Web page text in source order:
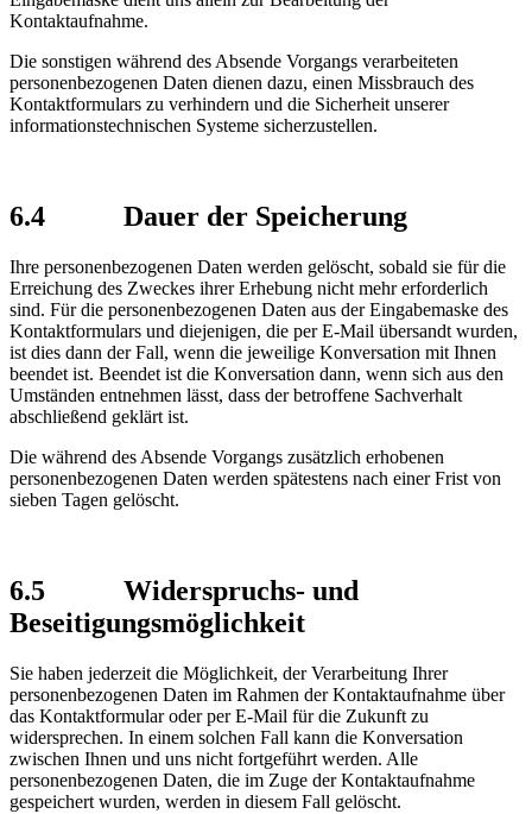
Kontaktaufnahme.
Die sonstigen während des Absende Vorgangs verarbeiteten
personenbezogenen Daten dienen dazu, einen Missbrauch des
Kontaktformulars zu verhindern und die Sicherheit unserer
informationstechnischen Systeme sicherzustellen.
6.4 Dauer der Speicherung
Ihre personenbezogenen Daten werden gelöscht, sobald sie für die
Erreichung des Zweckes ihrer Erhebung nicht mehr erforderlich
sind. Für die personenbezogenen Daten aus der Eingabemaske des
Kontaktformulars und diejenigen, die per E-Mail übersandt wurden,
ist dies dann der Fall, wenn die jeweilige Konversation mit Ihnen
beendet ist. Beendet ist die Konversation dann, wenn sich aus den
Umständen entnehmen lässt, dass der betroffene Sachverhalt
abschließend geklärt ist.
Die während des Absende Vorgangs zusätzlich erhobenen
personenbezogenen Daten werden spätestens nach einer Frist von
sieben Tagen gelöscht.
6.5 Widerspruchs- und
Beseitigungsmöglichkeit
Sie haben jederzeit die Möglichkeit, der Verarbeitung Ihrer
personenbezogenen Daten im Rahmen der Kontaktaufnahme über
das Kontaktformular oder per E-Mail für die Zukunft zu
widersprechen. In einem solchen Fall kann die Konversation
zwischen Ihnen und uns nicht fortgeführt werden. Alle
personenbezogenen Daten, die im Zuge der Kontaktaufnahme
gespeichert wurden, werden in diesem Fall gelöscht.